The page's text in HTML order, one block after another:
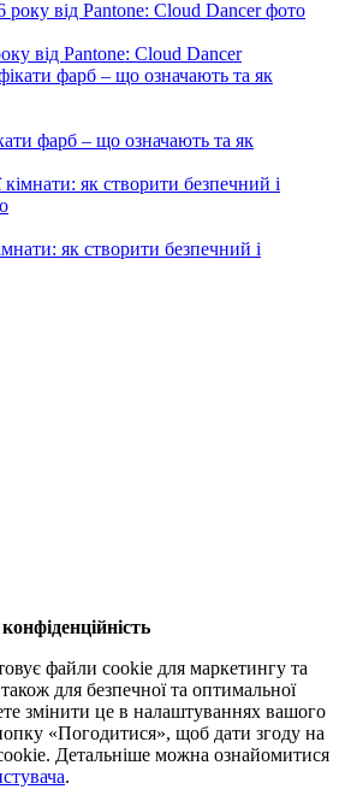
від Pantone: Cloud Dancer
фарб – що означають та як
як створити безпечний і
файли cookie для маркетингу та
для безпечної та оптимальної
змінити це в налаштуваннях вашого
«Погодитися», щоб дати згоду на
Детальніше можна ознайомитися
.